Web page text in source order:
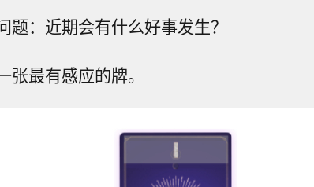
：近期会有什么好事发生？
最有感应的牌。